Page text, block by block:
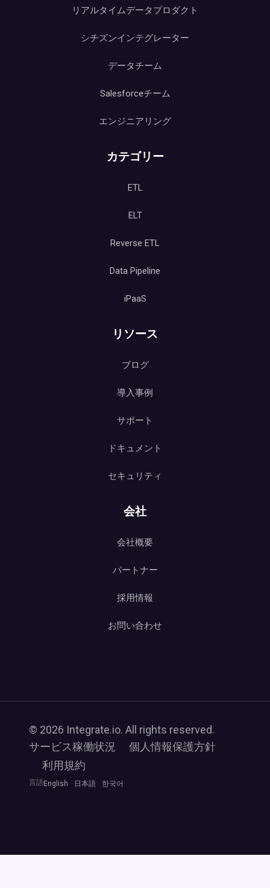
リアルタイムデータプロダクト
シチズンインテグレーター
データチーム
Salesforceチーム
エンジニアリング
カテゴリー
ETL
ELT
Reverse ETL
Data Pipeline
iPaaS
リソース
ブログ
導入事例
サポート
ドキュメント
セキュリティ
会社
会社概要
パートナー
採用情報
お問い合わせ
© 2026 Integrate.io. All rights reserved.
サービス稼働状況
個人情報保護方針
利用規約
言語 English 日本語 한국어